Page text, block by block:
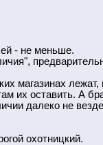
- не меньше.
магазинах
их оставить. А
далеко не
охотницкий.